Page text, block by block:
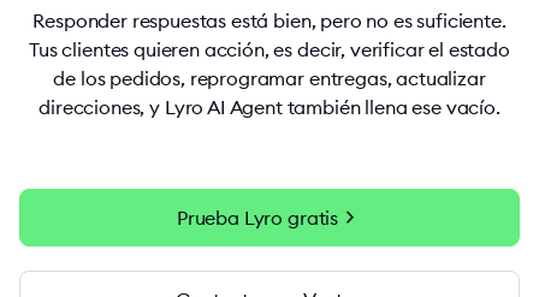
Responder respuestas está bien, pero no es suficiente.
Tus clientes quieren acción, es decir, verificar el estado
de los pedidos, reprogramar entregas, actualizar
direcciones, y Lyro AI Agent también llena ese vacío.
Prueba Lyro gratis chevron_right